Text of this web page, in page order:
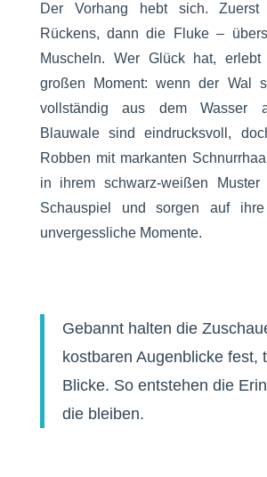
Der Vorhang hebt sich.
Rückens, dann die Fluke –
Muscheln. Wer Glück hat,
großen Moment: wenn der Wal
vollständig aus dem Wasser
Blauwale sind eindrucksvoll,
Robben mit markanten
in ihrem schwarz-weißen
Schauspiel und sorgen auf
unvergessliche Momente.
Gebannt halten die
kostbaren Augenblicke fest,
Blicke. So entstehen die
die bleiben.